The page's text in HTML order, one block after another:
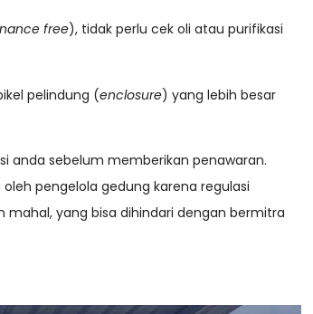
free), tidak perlu cek oli atau purifikasi
pelindung (enclosure) yang lebih besar
anda sebelum memberikan penawaran.
pengelola gedung karena regulasi
yang bisa dihindari dengan bermitra